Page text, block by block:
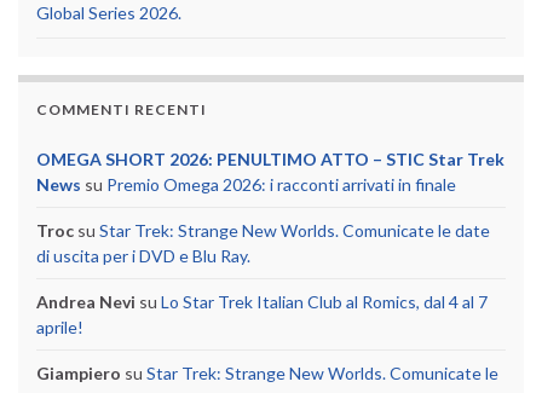
Global Series 2026.
COMMENTI RECENTI
OMEGA SHORT 2026: PENULTIMO ATTO – STIC Star Trek
News su Premio Omega 2026: i racconti arrivati in finale
Troc su Star Trek: Strange New Worlds. Comunicate le date
di uscita per i DVD e Blu Ray.
Andrea Nevi su Lo Star Trek Italian Club al Romics, dal 4 al 7
aprile!
Giampiero su Star Trek: Strange New Worlds. Comunicate le